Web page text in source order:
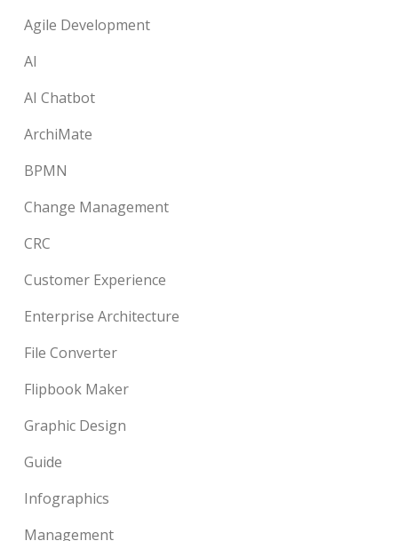
Agile Development
AI
AI Chatbot
ArchiMate
BPMN
Change Management
CRC
Customer Experience
Enterprise Architecture
File Converter
Flipbook Maker
Graphic Design
Guide
Infographics
Management